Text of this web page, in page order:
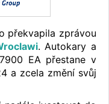
překvapila zprávou
. Autokary a
EA přestane v
a zcela změní svůj